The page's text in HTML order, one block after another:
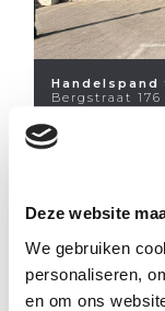
Deze website
We gebruiken
personaliseren,
en om ons
Bergstraat 176